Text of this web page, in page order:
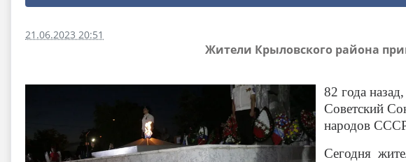
21.06.2023 20:51
Жители Крыловского района
82 года
Советский
народов
Сегодня